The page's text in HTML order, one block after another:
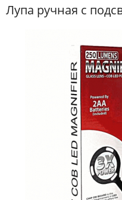
Лупа ручная с